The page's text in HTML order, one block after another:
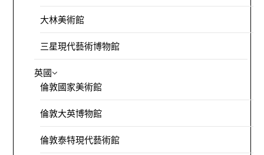
大林美術館
三星現代藝術博物館
英國
倫敦國家美術館
倫敦大英博物館
倫敦泰特現代藝術館